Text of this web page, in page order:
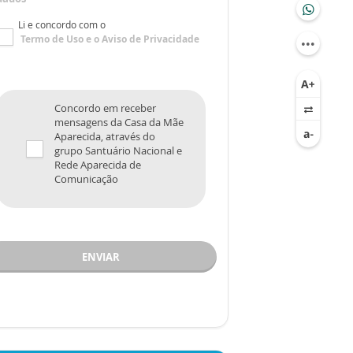
Li e concordo com o
Termo de Usoe oAviso de Privacidade
Concordo em receber
mensagens da Casa da Mãe
Aparecida, através do
grupo Santuário Nacional e
Rede Aparecida de
Comunicação
ENVIAR